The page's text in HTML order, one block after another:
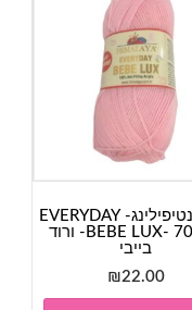
חוט אנטיפילינג- EVERYDAY
BEBE LUX- 70404- ורוד
בייבי
₪22.00